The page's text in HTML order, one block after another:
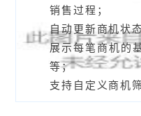
销售过程；
自动更新商机状
展示每笔商机的
等；
支持自定义商机